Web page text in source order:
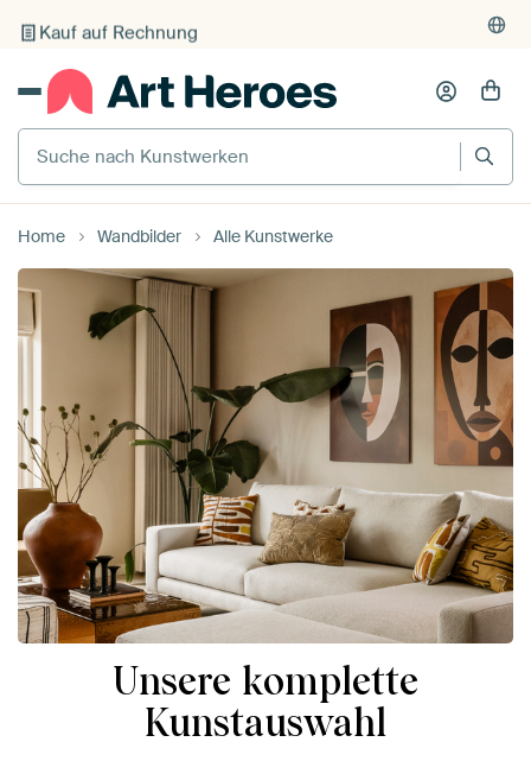
Kauf auf Rechnung
Individueller Druck auf Bestellung
Suche nach Kunstwerken
Home Wandbilder Alle Kunstwerke
Unsere komplette
Kunstauswahl